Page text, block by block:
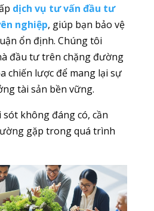
dịch vụ tư vấn đầu tư
nghiệp, giúp bạn bảo vệ
ổn định. Chúng tôi
đầu tư trên chặng đường
chiến lược để mang lại sự
tài sản bền vững.
không đáng có, cần
gặp trong quá trình